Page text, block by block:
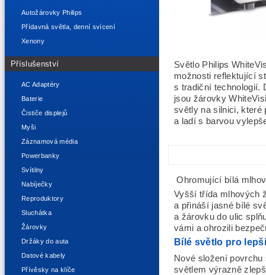
Autožárovky Philips
Přídavná světla, denní svícení
Xenony
Příslušenství
AC Adaptéry
Baterie
Čističe displejů
Myši
Záznamová média
Powerbanky
Svítilny
Nabíječky
Reproduktory
Sluchátka
Žárovky
Držáky do auta
Datové kabely
Přívěsky na klíče
Světlo Philips
možnosti reflektující
s tradiční technologií.
jsou žárovky
světly na silnici, které
a ladí s barvou
Ohromující bílá
Vyšší třída mlhových
a přináší jasné bílé
a žárovku do ulic
vámi a ohrozili
Bílé světlo pro
Nové složení
světlem výrazně